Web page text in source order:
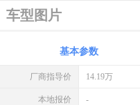
车型图片
基本参数
厂商指导价 14.19万
本地报价 -